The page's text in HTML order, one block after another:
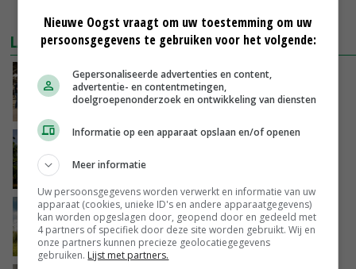
LAATSTE NIEUWS
Na jarenlang meten willen Zuid-Hollandse
boeren nu erkenning
VANDAAG, 07:00
Kamervragen over onttrekkingsverbod,
minister spreekt van ‘ondernemersrisico’
‘Rendement van Krullvarkens komt van de
overkant’
GISTEREN, 15:30
Nieuwe Oogst vraagt om uw toestemming om uw
persoonsgegevens te gebruiken voor het volgende:
Gepersonaliseerde advertenties en content,
advertentie- en contentmetingen,
doelgroepenonderzoek en ontwikkeling van diensten
Informatie op een apparaat opslaan en/of openen
Meer informatie
Uw persoonsgegevens worden verwerkt en informatie van uw
apparaat (cookies, unieke ID's en andere apparaatgegevens)
kan worden opgeslagen door, geopend door en gedeeld met
4 partners of specifiek door deze site worden gebruikt. Wij en
onze partners kunnen precieze geolocatiegegevens
gebruiken. Lijst met partners.